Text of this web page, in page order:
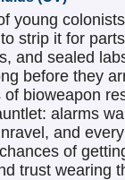
young
strip it for
and sealed
before they
of bioweapon
alarms
and
of
trust wearing